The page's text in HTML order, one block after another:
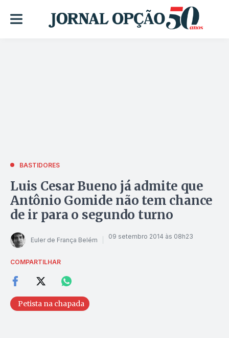
BASTIDORES
Luis Cesar Bueno já admite que
Antônio Gomide não tem chance
de ir para o segundo turno
Euler de França Belém 09 setembro 2014 às 08h23
COMPARTILHAR
Petista na chapada